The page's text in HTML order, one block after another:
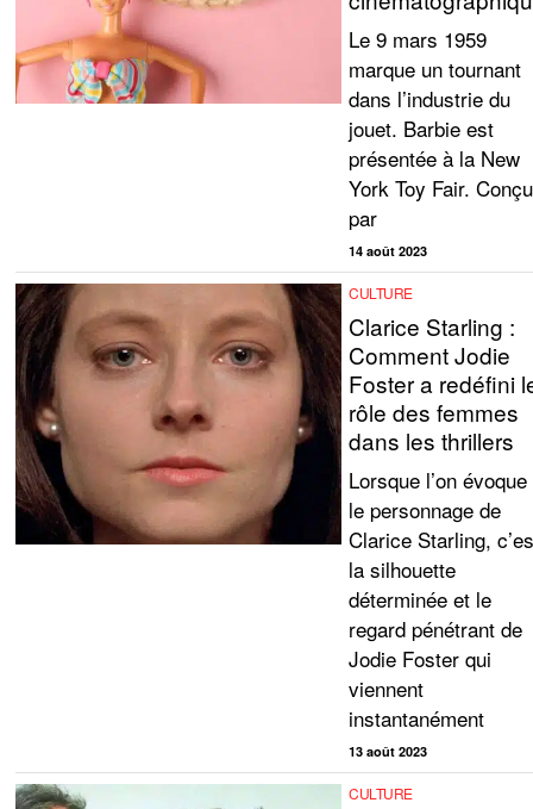
Le 9 mars 1959
marque un tournant
dans l’industrie du
jouet. Barbie est
présentée à la New
York Toy Fair.
par
14 août 2023
CULTURE
Clarice Starling :
Comment Jodie
Foster a redéfini
rôle des femmes
dans les thrillers
Lorsque l’on évoque
le personnage de
Clarice Starling,
la silhouette
déterminée et le
regard pénétrant de
Jodie Foster qui
viennent
instantanément
13 août 2023
CULTURE